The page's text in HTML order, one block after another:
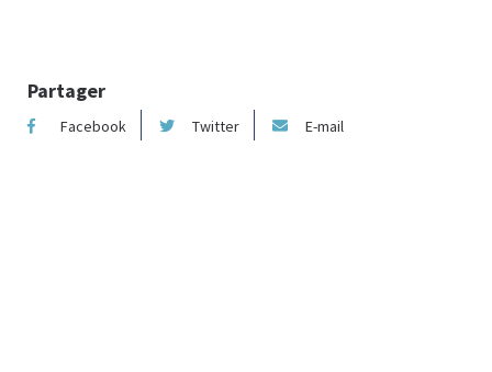
Partager
Facebook Twitter E-mail